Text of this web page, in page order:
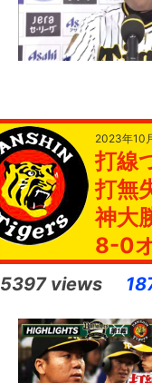
2023年10
打線
打無
神大
8-0オ
5397 views